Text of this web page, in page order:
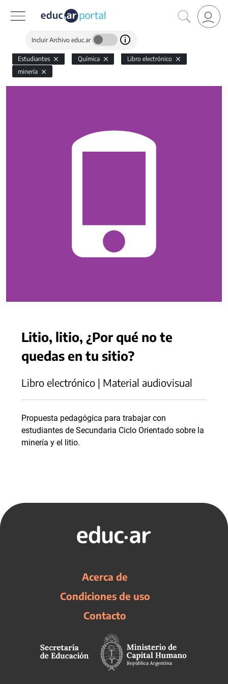
Incluir Archivo educ.ar
Estudiantes Química
Libro electrónico
minería
Litio, litio, ¿Por qué no te
quedas en tu sitio?
Libro electrónico | Material audiovisual
Propuesta pedagógica para trabajar con
estudiantes de Secundaria Ciclo Orientado sobre la
minería y el litio.
Acerca de
Condiciones de uso
Contacto